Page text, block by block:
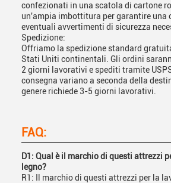
confezionati in una scatola di cartone
un'ampia imbottitura per garantire una
eventuali avvertimenti di sicurezza
Spedizione:
Offriamo la spedizione standard
Stati Uniti continentali. Gli ordini
2 giorni lavorativi e spediti tramite
consegna variano a seconda della
genere richiede 3-5 giorni lavorativi.
FAQ:
D1: Qual è il marchio di questi attrezzi
legno?
R1: Il marchio di questi attrezzi per la